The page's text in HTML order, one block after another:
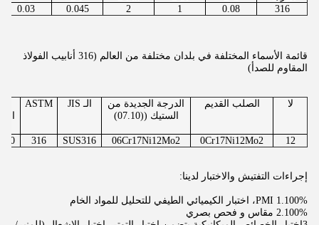
316
0.08
1
2
0.045
0.03
قائمة الأسماء المختلفة في بلدان مختلفة من العالم (316 أنابيب الفولاذ
المقاوم للصدأ)
لا الصلب القديم
الدرجة الجديدة من
الستيك ((07.10)
الـ JIS ASTM
12
0Cr17Ni12Mo2
06Cr17Ni12Mo2
SUS316
316
إجراءات التفتيش والاختبار لدينا:
1.100% PMI، اختبار الكيميائي الطيفي للتحليل للمواد الخام
2.100% مقاس و فحص بصري